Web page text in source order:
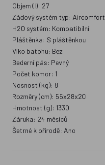
Objem (l): 27
Zádový systém typ: Aircomfort
H2O systém: Kompatibilní
Pláštěnka: S pláštěnkou
Víko batohu: Bez
Bederní pás: Pevný
Počet komor: 1
Nosnost (kg): 8
Rozměry (cm): 55x28x20
Hmotnost (g): 1330
Záruka: 24 měsíců
Šetrné k přírodě: Ano